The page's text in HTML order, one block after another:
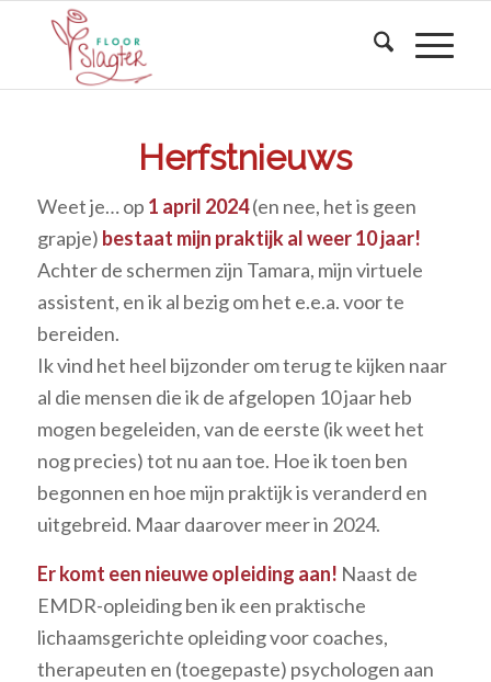
Herfstnieuws
Weet je… op 1 april 2024(en nee, het is geen
grapje) bestaat mijn praktijk al weer 10 jaar!
Achter de schermen zijn Tamara, mijn virtuele
assistent, en ik al bezig om het e.e.a. voor te
bereiden.
Ik vind het heel bijzonder om terug te kijken naar
al die mensen die ik de afgelopen 10 jaar heb
mogen begeleiden, van de eerste (ik weet het
nog precies) tot nu aan toe. Hoe ik toen ben
begonnen en hoe mijn praktijk is veranderd en
uitgebreid. Maar daarover meer in 2024.
Er komt een nieuwe opleiding aan! Naast de
EMDR-opleiding ben ik een praktische
lichaamsgerichte opleiding voor coaches,
therapeuten en (toegepaste) psychologen aan